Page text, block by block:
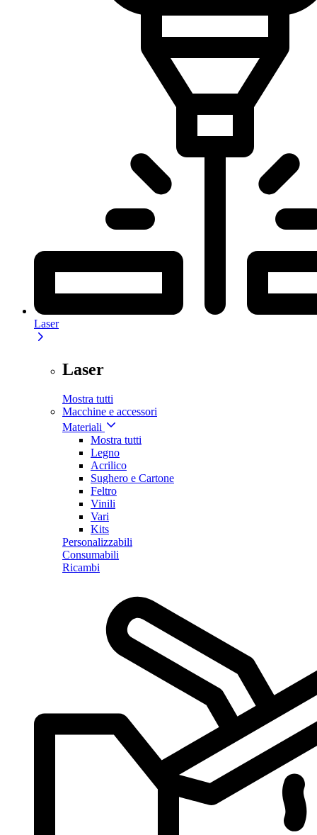
Laser
Laser
Mostra tutti
Macchine e accessori
Materiali
Mostra tutti
Legno
Acrilico
Sughero e Cartone
Feltro
Vinili
Vari
Kits
Personalizzabili
Consumabili
Ricambi